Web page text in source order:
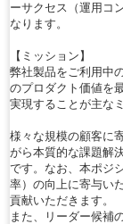
ーサクセス（運用コ
なります。
【ミッション】
弊社製品をご利用中
のプロダクト価値を
実現することが主な
様々な規模の顧客に
がら本質的な課題解
です。なお、本ポジ
率）の向上に寄与い
貢献いただきます。
また、リーダー候補